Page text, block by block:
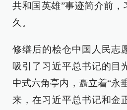
共和国英雄”事迹简介前，
久。
修缮后的桧仓中国人民志
吸引了习近平总书记的目
中式六角亭内，矗立着“永
来，在习近平总书记和金